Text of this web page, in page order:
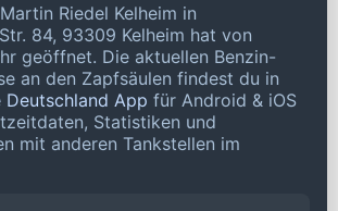
Riedel Kelheim in
84, 93309 Kelheim hat von
geöffnet. Die aktuellen Benzin-
an den Zapfsäulen findest du in
Deutschland App für Android & iOS
Statistiken und
mit anderen Tankstellen im